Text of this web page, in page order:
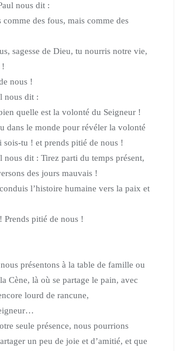
nous dit :
comme des fous, mais comme des
sagesse de Dieu, tu nourris notre vie,
!
nous !
nous dit :
quelle est la volonté du Seigneur !
dans le monde pour révéler la volonté
sois-tu ! et prends pitié de nous !
nous dit : Tirez parti du temps présent,
des jours mauvais !
l’histoire humaine vers la paix et
Prends pitié de nous !
présentons à la table de famille ou
Cène, là où se partage le pain, avec
lourd de rancune,
seule présence, nous pourrions
un peu de joie et d’amitié, et que